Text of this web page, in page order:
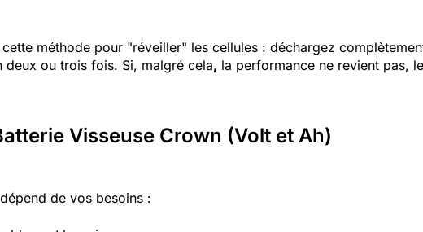
méthode pour "réveiller" les cellules : déchargez
ou trois fois. Si, malgré cela, la performance ne revient pas,
Visseuse Crown (Volt et Ah)
dépend de vos besoins :